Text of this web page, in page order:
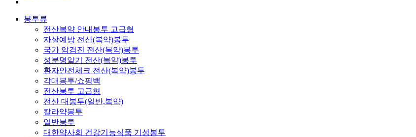
봉투류
전산복약 안내봉투 고급형
자살예방 전산(복약)봉투
국가 암검진 전산(복약)봉투
성분명알기 전산(복약)봉투
환자안전체크 전산(복약)봉투
각대봉투/쇼핑백
전산봉투 고급형
전산 대봉투(일반,복약)
칼라약봉투
일반봉투
대한약사회 건강기능식품 기성봉투